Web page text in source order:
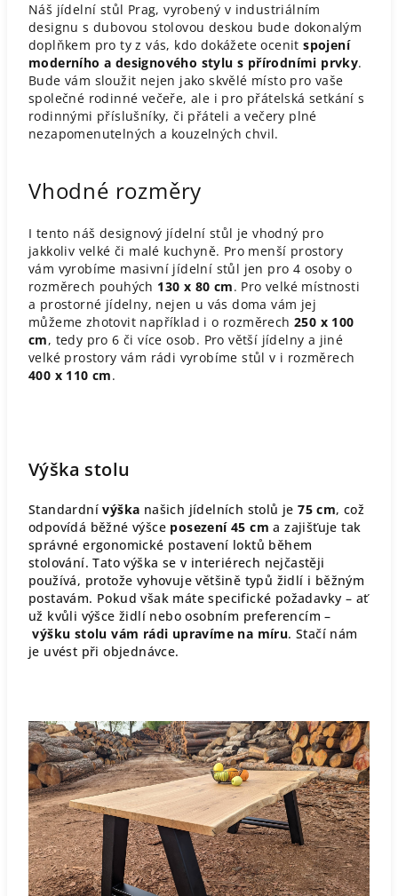
Náš jídelní stůl Prag, vyrobený v industriálním
designu s dubovou stolovou deskou bude dokonalým
doplňkem pro ty z vás, kdo dokážete ocenitspojení
moderního a designového stylu s přírodními prvky.
Bude vám sloužit nejen jako skvělé místo pro vaše
společné rodinné večeře, ale i pro přátelská setkání s
rodinnými příslušníky, či přáteli a večery plné
nezapomenutelných a kouzelných chvil.
Vhodné rozměry
I tento náš designový jídelní stůl je vhodný pro
jakkoliv velké či malé kuchyně. Pro menší prostory
vám vyrobíme masivní jídelní stůl jen pro 4 osoby o
rozměrech pouhých 130 x 80 cm. Pro velké místnosti
a prostorné jídelny, nejen u vás doma vám jej
můžeme zhotovit například i o rozměrech 250 x 100
cm, tedy pro 6 či více osob. Pro větší jídelny a jiné
velké prostory vám rádi vyrobíme stůl v i rozměrech
400 x 110 cm.
Výška stolu
Standardnívýška našich jídelních stolů je 75 cm, což
odpovídá běžné výšce posezení 45 cm a zajišťuje tak
správné ergonomické postavení loktů během
stolování. Tato výška se v interiérech nejčastěji
používá, protože vyhovuje většině typů židlí i běžným
postavám. Pokud však máte specifické požadavky – ať
už kvůli výšce židlí nebo osobním preferencím –
výšku stolu vám rádi upravíme na míru. Stačí nám
je uvést při objednávce.